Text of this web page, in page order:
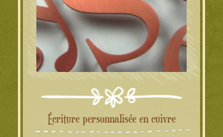
Écriture personnalisée en cuivre